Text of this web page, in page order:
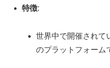
特徴:
世界中で開催されて
のプラットフォーム